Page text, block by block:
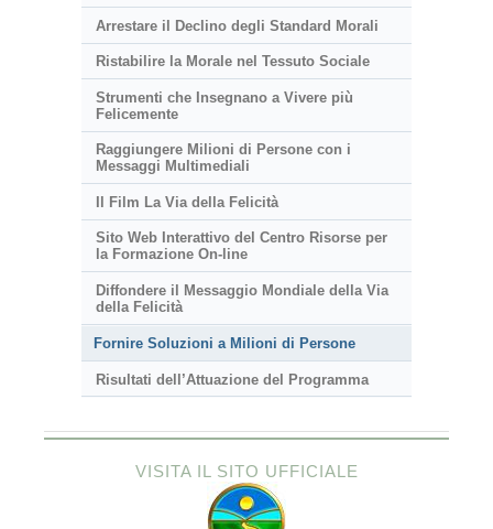
Arrestare il Declino degli Standard Morali
Ristabilire la Morale nel Tessuto Sociale
Strumenti che Insegnano a Vivere più
Felicemente
Raggiungere Milioni di Persone con i
Messaggi Multimediali
Il Film La Via della Felicità
Sito Web Interattivo del Centro Risorse per
la Formazione On-line
Diffondere il Messaggio Mondiale della Via
della Felicità
Fornire Soluzioni a Milioni di Persone
Risultati dell’Attuazione del Programma
VISITA IL SITO UFFICIALE